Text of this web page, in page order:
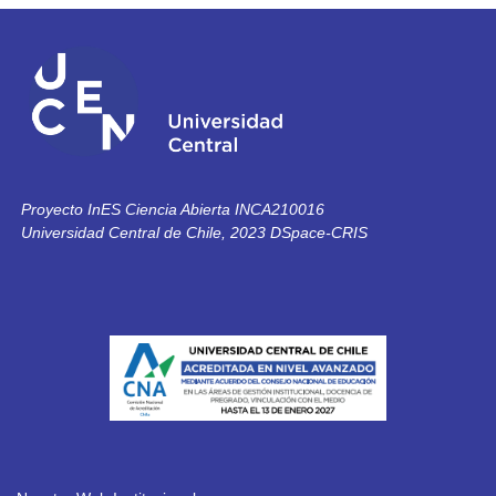
permitirían al mediador/a agregar a una
herramienta más a sus relaciones cotidianas, tanto
la esfera laboral como personal previniendo la
vulneración en algún grado de los principios
Proyecto InES Ciencia Abierta INCA210016
Universidad Central de Chile, 2023 DSpace-CRIS